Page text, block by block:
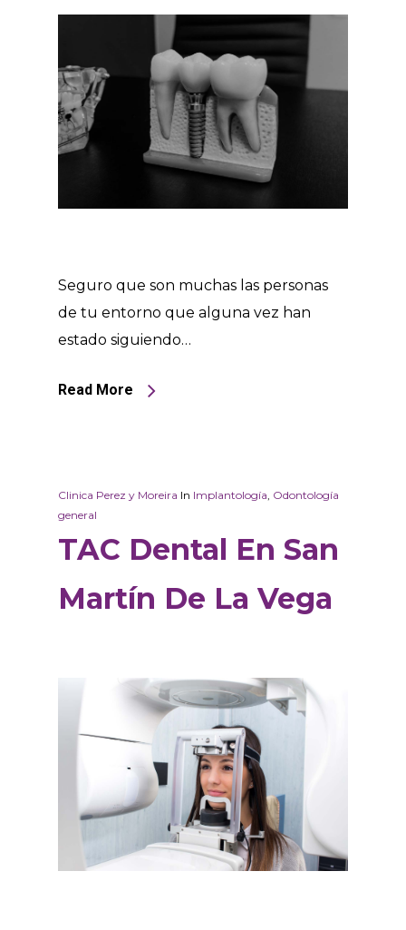
Seguro que son muchas las personas
de tu entorno que alguna vez han
estado siguiendo…
Read More
Clinica Perez y Moreira In Implantología Odontología
general
TAC Dental En San
Martín De La Vega